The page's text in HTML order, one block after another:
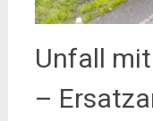
Unfall
–